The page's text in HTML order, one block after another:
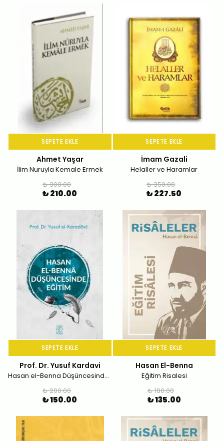
SEPETE EKLE
Ahmet Yaşar
İlim Nuruyla Kemale Ermek
₺ 300.00
₺ 210.00
SEPETE EKLE
İmam Gazali
Helaller ve Haramlar
₺ 350.00
₺ 227.50
SEPETE EKLE
Prof. Dr. Yusuf Kardavi
Hasan el-Benna Düşüncesinde Eğitim
₺ 200.00
₺ 150.00
SEPETE EKLE
Hasan El-Benna
Eğitim Risalesi
₺ 180.00
₺ 135.00